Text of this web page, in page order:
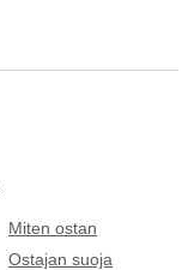
Miten ostan
Ostajan suoja